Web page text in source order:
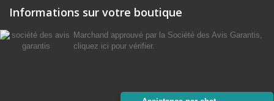
Informations sur votre boutique
Marchand approuvé par la Société des Avis Garantis,
cliquez ici pour vérifier.